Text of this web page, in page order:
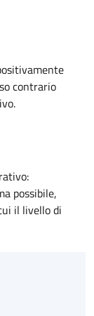
contrario
possibile,
il livello di